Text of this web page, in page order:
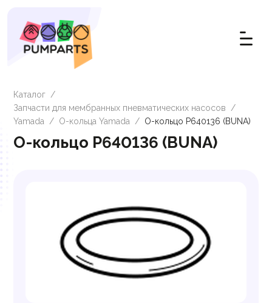
Каталог /
Запчасти для мембранных пневматических насосов
/
Yamada
/ О-кольца Yamada / О-кольцо P640136 (BUNA)
О-кольцо P640136 (BUNA)